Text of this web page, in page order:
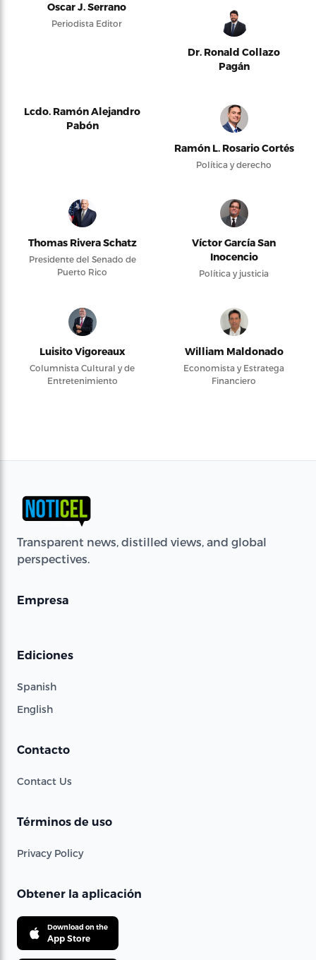
Oscar J. Serrano
Periodista Editor
Dr. Ronald Collazo
Pagán
Lcdo. Ramón Alejandro
Pabón
Ramón L. Rosario Cortés
Política y derecho
Thomas Rivera Schatz
Presidente del Senado de
Puerto Rico
Víctor García San
Inocencio
Política y justicia
Luisito Vigoreaux
Columnista Cultural y de
Entretenimiento
William Maldonado
Economista y Estratega
Financiero
Transparent news, distilled views, and global
perspectives.
Empresa
Ediciones
Spanish
English
Contacto
Contact Us
Términos de uso
Privacy Policy
Obtener la aplicación
Download on the
App Store